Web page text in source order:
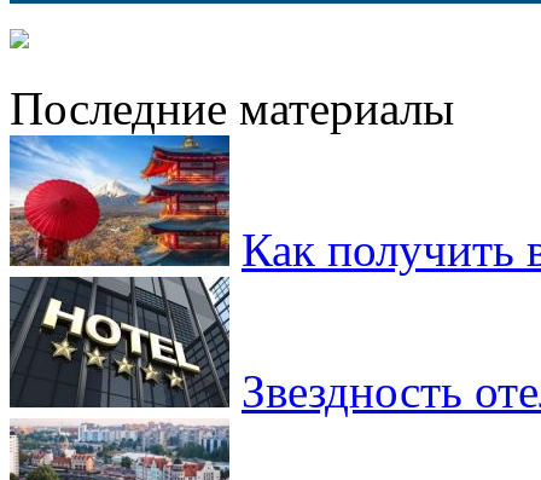
Последние материалы
Как получить
Звездность